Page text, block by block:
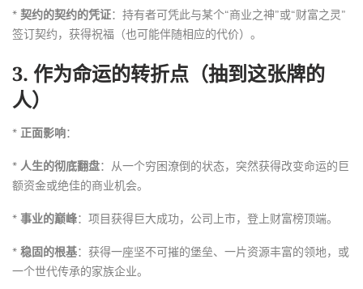
* 契约的契约的凭证：持有者可凭此与某个“商业之神”或“财富之灵”
签订契约，获得祝福（也可能伴随相应的代价）。
3. 作为命运的转折点（抽到这张牌的
人）
* 正面影响：
* 人生的彻底翻盘：从一个穷困潦倒的状态，突然获得改变命运的巨
额资金或绝佳的商业机会。
* 事业的巅峰：项目获得巨大成功，公司上市，登上财富榜顶端。
* 稳固的根基：获得一座坚不可摧的堡垒、一片资源丰富的领地，或
一个世代传承的家族企业。